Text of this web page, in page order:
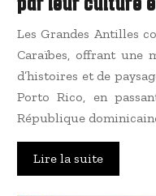
Les Grandes Antilles
Caraïbes, offrant une
d’histoires et de
Porto Rico, en
République
Lire la suite